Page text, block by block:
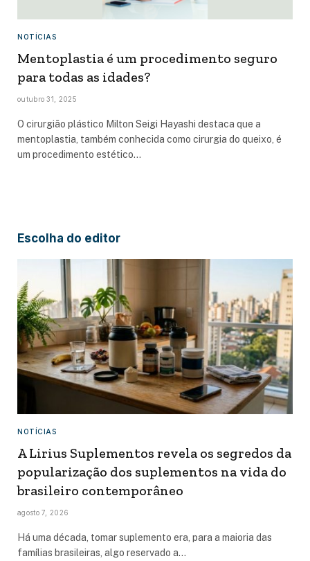
NOTÍCIAS
Mentoplastia é um procedimento seguro
para todas as idades?
outubro 31, 2025
O cirurgião plástico Milton Seigi Hayashi destaca que a
mentoplastia, também conhecida como cirurgia do queixo, é
um procedimento estético…
Escolha do editor
NOTÍCIAS
A Lirius Suplementos revela os segredos da
popularização dos suplementos na vida do
brasileiro contemporâneo
agosto 7, 2026
Há uma década, tomar suplemento era, para a maioria das
famílias brasileiras, algo reservado a…